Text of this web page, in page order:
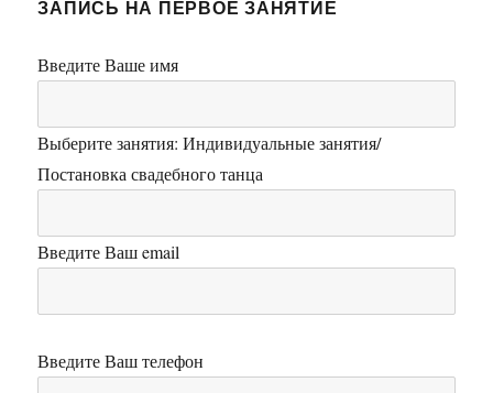
ЗАПИСЬ НА ПЕРВОЕ ЗАНЯТИЕ
Введите Ваше имя
Выберите занятия: Индивидуальные занятия/
Постановка свадебного танца
Введите Ваш email
Введите Ваш телефон